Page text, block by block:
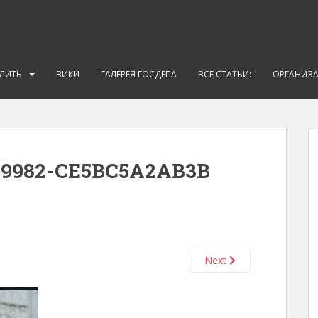
ВИКИ ГАЛЕРЕЯ ГОСДЕПА ВСЕ СТАТЬИ:
CE5BC5A2AB3B
Next